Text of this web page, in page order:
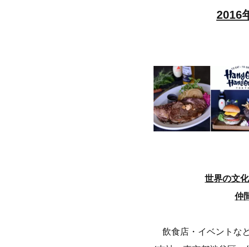
2016
世界の文
仲
飲食店・イベントな